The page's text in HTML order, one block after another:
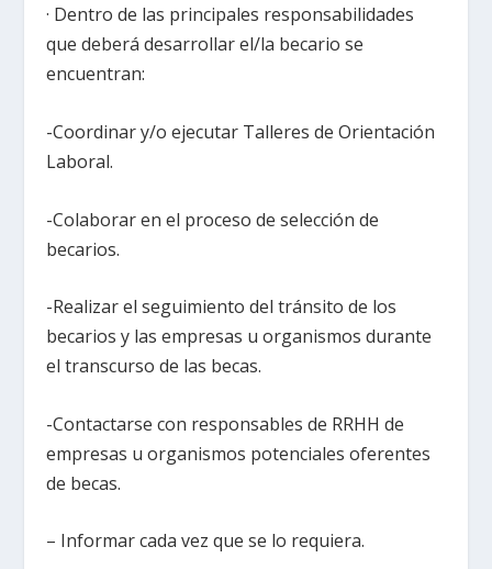
· Dentro de las principales responsabilidades
que deberá desarrollar el/la becario se
encuentran:
-Coordinar y/o ejecutar Talleres de Orientación
Laboral.
-Colaborar en el proceso de selección de
becarios.
-Realizar el seguimiento del tránsito de los
becarios y las empresas u organismos durante
el transcurso de las becas.
-Contactarse con responsables de RRHH de
empresas u organismos potenciales oferentes
de becas.
– Informar cada vez que se lo requiera.